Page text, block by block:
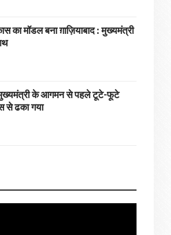
का मॉडल बना ग़ाज़ियाबाद : ​मुख्यमंत्री
मुख्यमंत्री के आगमन से पहले टूटे-फूटे
से ढका गया